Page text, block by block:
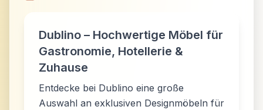
Dublino – Hochwertige Möbel für
Gastronomie, Hotellerie &
Zuhause
Entdecke bei Dublino eine große
Auswahl an exklusiven Designmöbeln für